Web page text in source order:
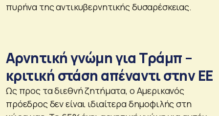
πυρήνα της αντικυβερνητικής δυσαρέσκειας.
Αρνητική γνώμη για Τράμπ –
κριτική στάση απέναντι στην ΕΕ
Ως προς τα διεθνή ζητήματα, ο Αμερικανός
πρόεδρος δεν είναι ιδιαίτερα δημοφιλής στη